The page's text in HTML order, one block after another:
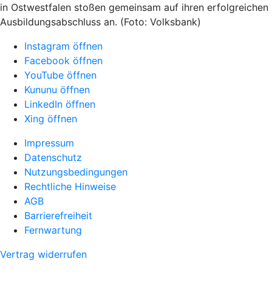
in Ostwestfalen stoßen gemeinsam auf ihren erfolgreichen
Ausbildungsabschluss an. (Foto: Volksbank)
Instagram öffnen
Facebook öffnen
YouTube öffnen
Kununu öffnen
LinkedIn öffnen
Xing öffnen
Impressum
Datenschutz
Nutzungsbedingungen
Rechtliche Hinweise
AGB
Barrierefreiheit
Fernwartung
Vertrag widerrufen